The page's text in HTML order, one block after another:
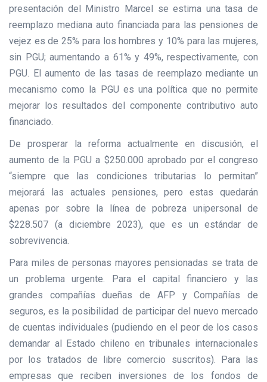
presentación del Ministro Marcel se estima una tasa de
reemplazo mediana auto financiada para las pensiones de
vejez es de 25% para los hombres y 10% para las mujeres,
sin PGU; aumentando a 61% y 49%, respectivamente, con
PGU. El aumento de las tasas de reemplazo mediante un
mecanismo como la PGU es una política que no permite
mejorar los resultados del componente contributivo auto
financiado.
De prosperar la reforma actualmente en discusión, el
aumento de la PGU a $250.000 aprobado por el congreso
“siempre que las condiciones tributarias lo permitan”
mejorará las actuales pensiones, pero estas quedarán
apenas por sobre la línea de pobreza unipersonal de
$228.507 (a diciembre 2023), que es un estándar de
sobrevivencia.
Para miles de personas mayores pensionadas se trata de
un problema urgente. Para el capital financiero y las
grandes compañías dueñas de AFP y Compañías de
seguros, es la posibilidad de participar del nuevo mercado
de cuentas individuales (pudiendo en el peor de los casos
demandar al Estado chileno en tribunales internacionales
por los tratados de libre comercio suscritos). Para las
empresas que reciben inversiones de los fondos de